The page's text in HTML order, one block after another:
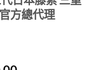
方總代理